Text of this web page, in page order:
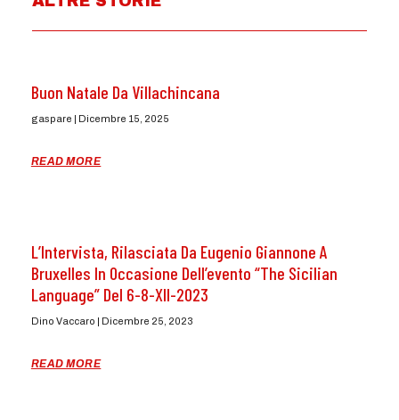
Buon Natale Da Villachincana
gaspare Dicembre 15, 2025
READ MORE
L’Intervista, Rilasciata Da Eugenio Giannone A
Bruxelles In Occasione Dell’evento “The Sicilian
Language” Del 6-8-XII-2023
Dino Vaccaro Dicembre 25, 2023
READ MORE